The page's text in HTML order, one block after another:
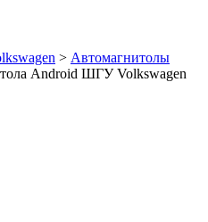
> Автомагнитолы
Android ШГУ Volkswagen